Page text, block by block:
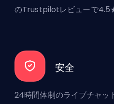
のTrustpilotレビューで4.5★
安全
24時間体制のライブチャッ